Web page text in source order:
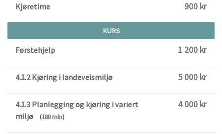
Kjøretime 900 kr
KURS
Førstehjelp 1 200 kr
4.1.2 Kjøring i landeveismiljø 5 000 kr
4.1.3 Planlegging og kjøring i variert
miljø
(180 min)
4 000 kr